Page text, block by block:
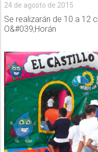
24 de agosto de 2015
Se realizarán de 10 a 12
O&#039;Horán